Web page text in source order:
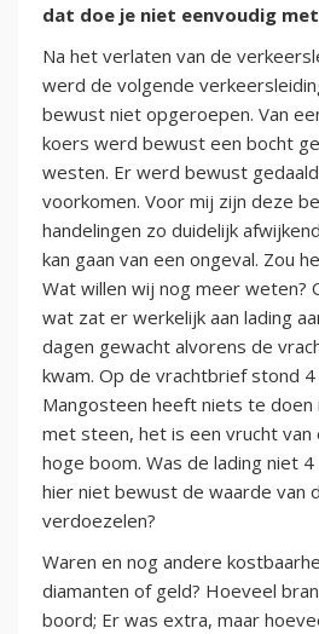
dat doe je niet eenvoudig
Na het verlaten van de
werd de volgende
bewust niet opgeroepen. Van
koers werd bewust een bocht
westen. Er werd bewust
voorkomen. Voor mij zijn deze
handelingen zo duidelijk
kan gaan van een ongeval. Zou
Wat willen wij nog meer weten?
wat zat er werkelijk aan lading
dagen gewacht alvorens de
kwam. Op de vrachtbrief stond
Mangosteen heeft niets te doen
met steen, het is een vrucht
hoge boom. Was de lading niet
hier niet bewust de waarde van
verdoezelen?
Waren en nog andere
diamanten of geld? Hoeveel
boord; Er was extra, maar